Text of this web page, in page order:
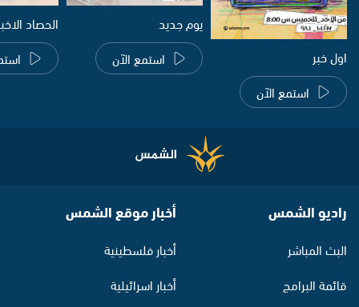
اول خبر
استمع الآن
يوم جديد
استمع الآن
الحصاد
راديو الشمس
البث المباشر
قائمة البرامج
أخبار موقع الشمس
أخبار فلسطينية
أخبار اسرائيلية